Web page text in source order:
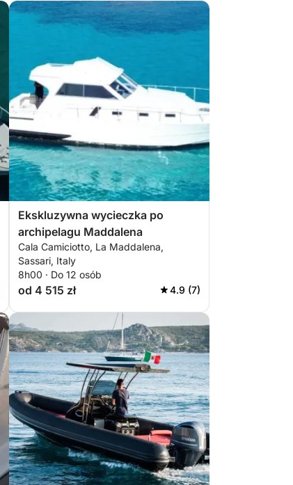
Ekskluzywna wycieczka po
archipelagu Maddalena
Cala Camiciotto, La Maddalena,
Sassari, Italy
8h00 · Do 12 osób
od 4 515 zł 4.9 (7)